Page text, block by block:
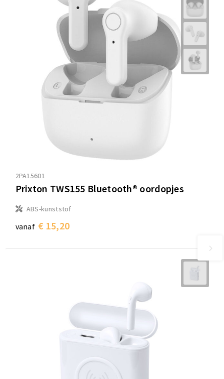
2PA15601
Prixton TWS155 Bluetooth® oordopjes
ABS-kunststof
vanaf € 15,20